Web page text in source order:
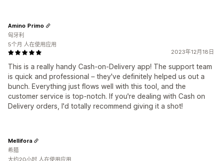
2023年12月18日
This is a really handy Cash-on-Delivery app! The support team
is quick and professional – they've definitely helped us out a
bunch. Everything just flows well with this tool, and the
customer service is top-notch. If you're dealing with Cash on
Delivery orders, I'd totally recommend giving it a shot!
Amino Primo
匈牙利
5个月 人在使用应用
Mellifora
希腊
大约20小时 人在使用应用